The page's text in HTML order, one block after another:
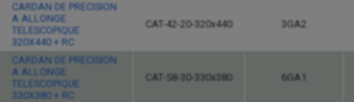
CARDAN DE PRECISION
A ALLONGE
TELESCOPIQUE
320X440 + RC
CAT-42-20-320x440 3GA2
CARDAN DE PRECISION
A ALLONGE
TELESCOPIQUE
330X380 + RC
CAT-58-30-330x380 6GA1